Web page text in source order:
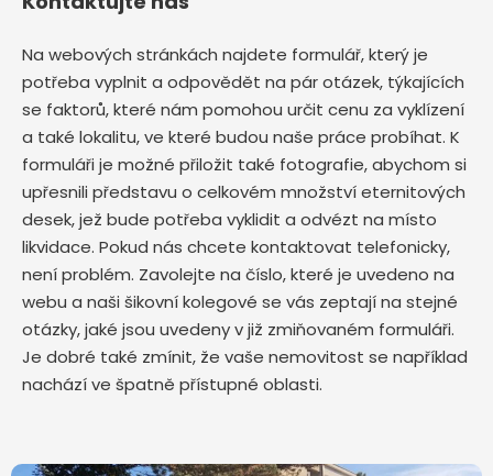
Na webových stránkách najdete formulář, který je
potřeba vyplnit a odpovědět na pár otázek, týkajících
se faktorů, které nám pomohou určit cenu za vyklízení
a také lokalitu, ve které budou naše práce probíhat. K
formuláři je možné přiložit také fotografie, abychom si
upřesnili představu o celkovém množství eternitových
desek, jež bude potřeba vyklidit a odvézt na místo
likvidace. Pokud nás chcete kontaktovat telefonicky,
není problém. Zavolejte na číslo, které je uvedeno na
webu a naši šikovní kolegové se vás zeptají na stejné
otázky, jaké jsou uvedeny v již zmiňovaném formuláři.
Je dobré také zmínit, že vaše nemovitost se například
nachází ve špatně přístupné oblasti.